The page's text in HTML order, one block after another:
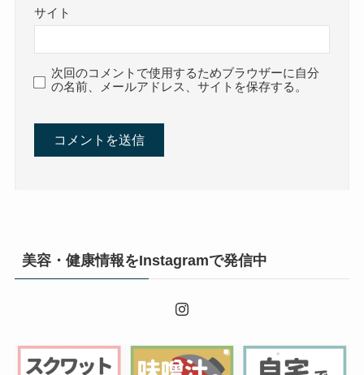
サイト
次回のコメントで使用するためブラウザーに自分
の名前、メールアドレス、サイトを保存する。
美容・健康情報をInstagramで発信中